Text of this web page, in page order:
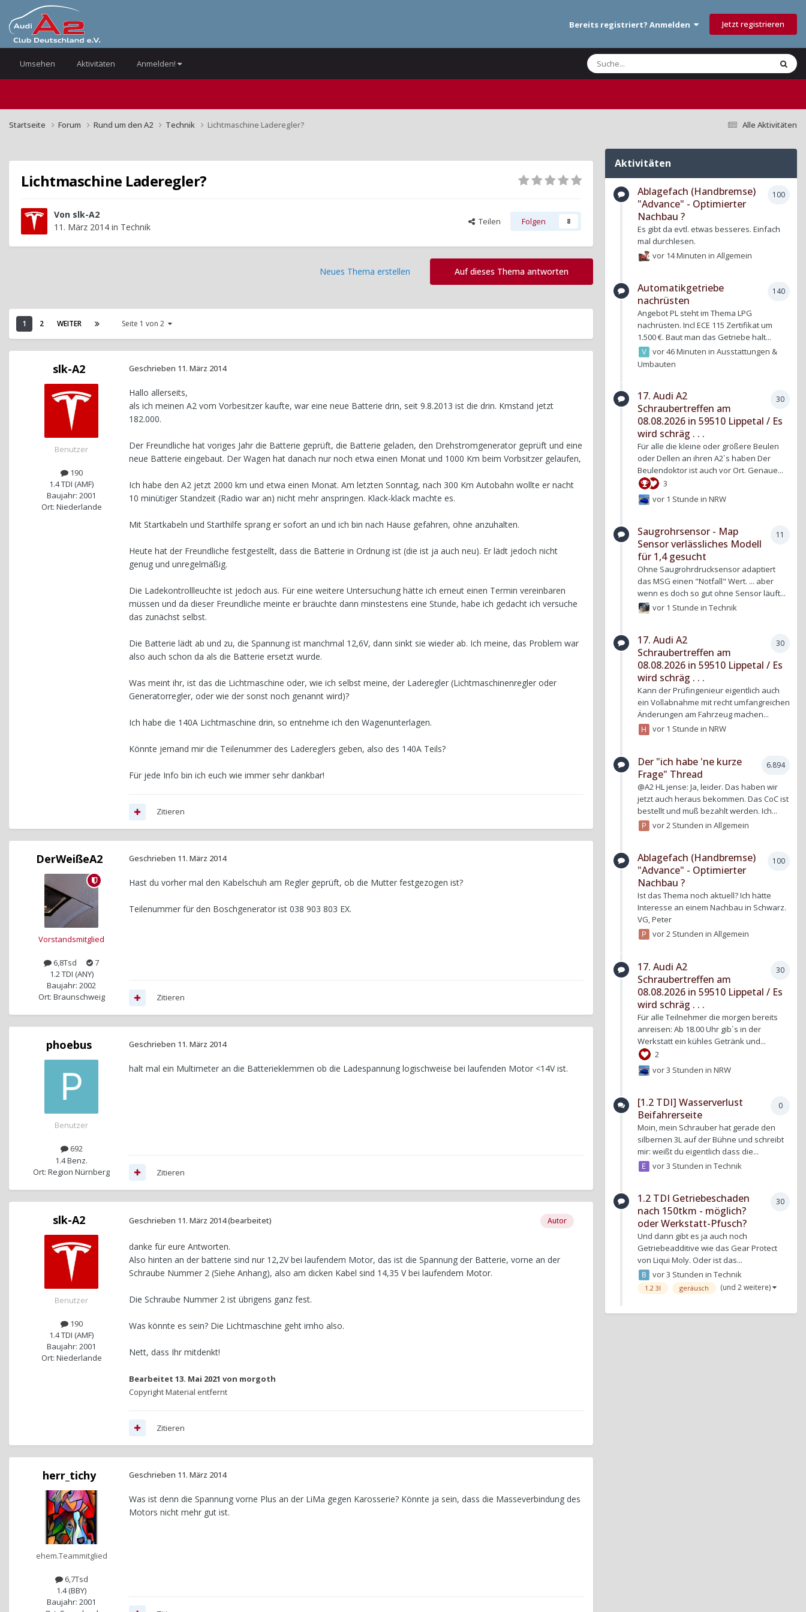
Bereits registriert? Anmelden Jetzt registrieren
Umsehen Aktivitäten Anmelden!
Alle Aktivitäten
Startseite Forum Rund um den A2 Technik Lichtmaschine Laderegler?
Lichtmaschine Laderegler?
Von slk-A2
11. März 2014 in Technik Teilen Folgen 8
Auf dieses Thema antworten
Neues Thema erstellen
1 2 WEITER Seite 1 von 2
slk-A2
Benutzer
190
1.4 TDI (AMF)
Baujahr: 2001
Ort: Niederlande
Geschrieben 11. März 2014
Hallo allerseits,
als ich meinen A2 vom Vorbesitzer kaufte, war eine neue Batterie drin, seit 9.8.2013 ist die drin. Kmstand jetzt
182.000.
Der Freundliche hat voriges Jahr die Batterie geprüft, die Batterie geladen, den Drehstromgenerator geprüft und eine
neue Batterie eingebaut. Der Wagen hat danach nur noch etwa einen Monat und 1000 Km beim Vorbsitzer gelaufen,
Ich habe den A2 jetzt 2000 km und etwa einen Monat. Am letzten Sonntag, nach 300 Km Autobahn wollte er nacht
10 minütiger Standzeit (Radio war an) nicht mehr anspringen. Klack-klack machte es.
Mit Startkabeln und Starthilfe sprang er sofort an und ich bin nach Hause gefahren, ohne anzuhalten.
Heute hat der Freundliche festgestellt, dass die Batterie in Ordnung ist (die ist ja auch neu). Er lädt jedoch nicht
genug und unregelmäßig.
Die Ladekontrollleuchte ist jedoch aus. Für eine weitere Untersuchung hätte ich erneut einen Termin vereinbaren
müssen und da dieser Freundliche meinte er bräuchte dann minstestens eine Stunde, habe ich gedacht ich versuche
das zunächst selbst.
Die Batterie lädt ab und zu, die Spannung ist manchmal 12,6V, dann sinkt sie wieder ab. Ich meine, das Problem war
also auch schon da als die Batterie ersetzt wurde.
Was meint ihr, ist das die Lichtmaschine oder, wie ich selbst meine, der Laderegler (Lichtmaschinenregler oder
Generatorregler, oder wie der sonst noch genannt wird)?
Ich habe die 140A Lichtmaschine drin, so entnehme ich den Wagenunterlagen.
Könnte jemand mir die Teilenummer des Ladereglers geben, also des 140A Teils?
Für jede Info bin ich euch wie immer sehr dankbar!
Zitieren
DerWeißeA2
Vorstandsmitglied
6,8Tsd
7
1.2 TDI (ANY)
Baujahr: 2002
Ort: Braunschweig
Geschrieben 11. März 2014
Hast du vorher mal den Kabelschuh am Regler geprüft, ob die Mutter festgezogen ist?
Teilenummer für den Boschgenerator ist 038 903 803 EX.
Zitieren
phoebus
Benutzer
692
1.4 Benz.
Ort: Region Nürnberg
Geschrieben 11. März 2014
halt mal ein Multimeter an die Batterieklemmen ob die Ladespannung logischweise bei laufenden Motor <14V ist.
Zitieren
slk-A2
Benutzer
190
1.4 TDI (AMF)
Baujahr: 2001
Ort: Niederlande
Autor
Geschrieben 11. März 2014(bearbeitet)
danke für eure Antworten.
Also hinten an der batterie sind nur 12,2V bei laufendem Motor, das ist die Spannung der Batterie, vorne an der
Schraube Nummer 2 (Siehe Anhang), also am dicken Kabel sind 14,35 V bei laufendem Motor.
Die Schraube Nummer 2 ist übrigens ganz fest.
Was könnte es sein? Die Lichtmaschine geht imho also.
Nett, dass Ihr mitdenkt!
Bearbeitet 13. Mai 2021 von morgoth
Copyright Material entfernt
Zitieren
herr_tichy
ehem.Teammitglied
6,7Tsd
1.4 (BBY)
Baujahr: 2001
Geschrieben 11. März 2014
Was ist denn die Spannung vorne Plus an der LiMa gegen Karosserie? Könnte ja sein, dass die Masseverbindung des
Motors nicht mehr gut ist.
Aktivitäten
100
Ablagefach (Handbremse)
"Advance" - Optimierter
Nachbau ?
Es gibt da evtl. etwas besseres. Einfach
mal durchlesen.
vor 14 MinuteninAllgemein
140
Automatikgetriebe
nachrüsten
Angebot PL steht im Thema LPG
nachrüsten. Incl ECE 115 Zertifikat um
1.500 €. Baut man das Getriebe halt...
vor 46 MinuteninAusstattungen &
Umbauten
30
17. Audi A2
Schraubertreffen am
08.08.2026 in 59510 Lippetal / Es
wird schräg . . .
Für alle die kleine oder größere Beulen
oder Dellen an ihren A2`s haben Der
Beulendoktor ist auch vor Ort. Genaue...
3
vor 1 Stunde inNRW
11
Saugrohrsensor - Map
Sensor verlässliches Modell
für 1,4 gesucht
Ohne Saugrohrdrucksensor adaptiert
das MSG einen "Notfall" Wert. ... aber
wenn es doch so gut ohne Sensor läuft...
vor 1 Stunde inTechnik
30
17. Audi A2
Schraubertreffen am
08.08.2026 in 59510 Lippetal / Es
wird schräg . . .
Kann der Prüfingenieur eigentlich auch
ein Vollabnahme mit recht umfangreichen
Änderungen am Fahrzeug machen...
vor 1 Stunde inNRW
6.894
Der "ich habe 'ne kurze
Frage" Thread
@A2 HL jense: Ja, leider. Das haben wir
jetzt auch heraus bekommen. Das CoC ist
bestellt und muß bezahlt werden. Ich...
vor 2 Stunden inAllgemein
100
Ablagefach (Handbremse)
"Advance" - Optimierter
Nachbau ?
Ist das Thema noch aktuell? Ich hätte
Interesse an einem Nachbau in Schwarz.
VG, Peter
vor 2 Stunden inAllgemein
30
17. Audi A2
Schraubertreffen am
08.08.2026 in 59510 Lippetal / Es
wird schräg . . .
Für alle Teilnehmer die morgen bereits
anreisen: Ab 18.00 Uhr gib´s in der
Werkstatt ein kühles Getränk und...
2
vor 3 Stunden inNRW
0
[1.2 TDI] Wasserverlust
Beifahrerseite
Moin, mein Schrauber hat gerade den
silbernen 3L auf der Bühne und schreibt
mir: weißt du eigentlich dass die...
vor 3 Stunden inTechnik
30
1.2 TDI Getriebeschaden
nach 150tkm - möglich?
oder Werkstatt-Pfusch?
Und dann gibt es ja auch noch
Getriebeadditive wie das Gear Protect
von Liqui Moly. Oder ist das...
vor 3 Stunden inTechnik
1.2 3l geräusch (und 2 weitere)